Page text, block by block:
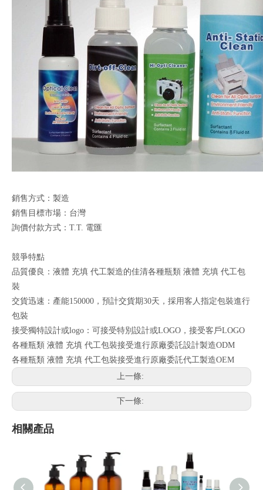
銷售方式：製造
銷售目標市場：台灣
詢價付款方式：T.T. 電匯
競爭特點
品質優良：液體 充填 代工製造的佳清各種瓶類 液體 充填 代工包
裝
交貨迅速：產能150000，預計交貨期30天，採用客人指定包裝進行
包裝
接受獨特設計或logo：可接受特別設計或LOGO，接受客戶LOGO
各種瓶類 液體 充填 代工包裝接受進行原廠委託設計製造ODM
各種瓶類 液體 充填 代工包裝接受進行原廠委託代工製造OEM
上一條:
下一條:
相關產品